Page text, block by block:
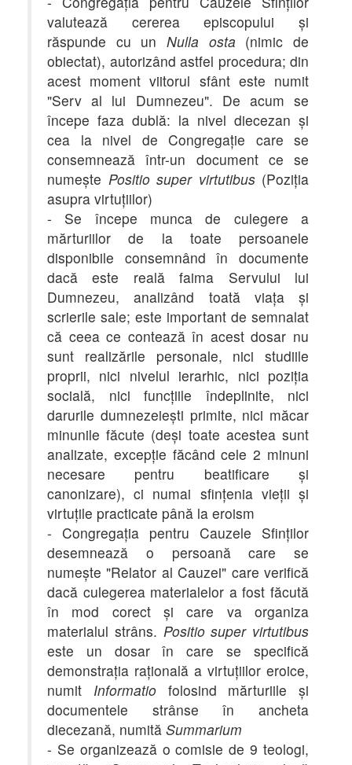
valutează cererea episcopului şi
răspunde cu un Nulla osta (nimic de
obiectat), autorizând astfel procedura; din
acest moment viitorul sfânt este numit
"Serv al lui Dumnezeu". De acum se
începe faza dublă: la nivel diecezan şi
cea la nivel de Congregaţie care se
consemnează într-un document ce se
numeşte Positio super virtutibus(Poziţia
asupra virtuţiilor)
- Se începe munca de culegere a
mărturiilor de la toate persoanele
disponibile consemnând în documente
dacă este reală faima Servului lui
Dumnezeu, analizând toată viaţa şi
scrierile sale; este important de semnalat
că ceea ce contează în acest dosar nu
sunt realizările personale, nici studiile
proprii, nici nivelul ierarhic, nici poziţia
socială, nici funcţiile îndeplinite, nici
darurile dumnezeieşti primite, nici măcar
minunile făcute (deşi toate acestea sunt
analizate, excepţie făcând cele 2 minuni
necesare pentru beatificare şi
canonizare), ci numai sfinţenia vieţii şi
virtuţile practicate până la eroism
- Congregaţia pentru Cauzele Sfinţilor
desemnează o persoană care se
numeşte "Relator al Cauzei" care verifică
dacă culegerea materialelor a fost făcută
în mod corect şi care va organiza
materialul strâns. Positio super virtutibus
este un dosar în care se specifică
demonstraţia raţională a virtuţiilor eroice,
numit Informatiofolosind mărturiile şi
documentele strânse în ancheta
diecezană, numită Summarium
- Se organizează o comisie de 9 teologi,